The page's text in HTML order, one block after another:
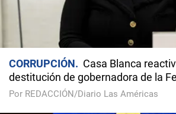
CORRUPCIÓN
Casa Blanca
destitución de gobernadora de la
Por REDACCIÓN/Diario Las Américas